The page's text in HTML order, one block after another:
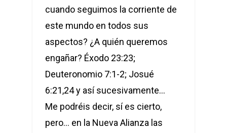
cuando seguimos la corriente de
este mundo en todos sus
aspectos? ¿A quién queremos
engañar? Éxodo 23:23;
Deuteronomio 7:1-2; Josué
6:21,24 y así sucesivamente…
Me podréis decir, sí es cierto,
pero… en la Nueva Alianza las